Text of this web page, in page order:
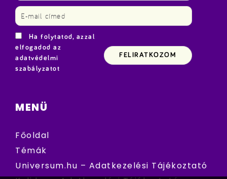
Ha folytatod, azzal
elfogadod az
adatvédelmi
szabályzatot
MENÜ
Főoldal
Témák
Universum.hu – Adatkezelési Tájékoztató